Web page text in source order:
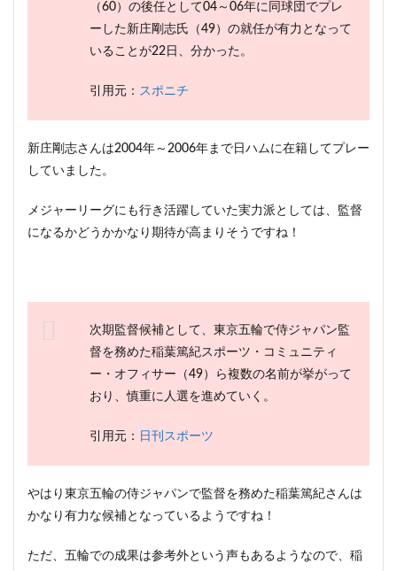
（60）の後任として04～06年に同球団でプレ
ーした新庄剛志氏（49）の就任が有力となって
いることが22日、分かった。
引用元： スポニチ
新庄剛志さんは2004年～2006年まで日ハムに在籍してプレー
していました。
メジャーリーグにも行き活躍していた実力派としては、監督
になるかどうかかなり期待が高まりそうですね！
次期監督候補として、東京五輪で侍ジャパン監
督を務めた稲葉篤紀スポーツ・コミュニティ
ー・オフィサー（49）ら複数の名前が挙がって
おり、慎重に人選を進めていく。
引用元： 日刊スポーツ
やはり東京五輪の侍ジャパンで監督を務めた稲葉篤紀さんは
かなり有力な候補となっているようですね！
ただ、五輪での成果は参考外という声もあるようなので、稲